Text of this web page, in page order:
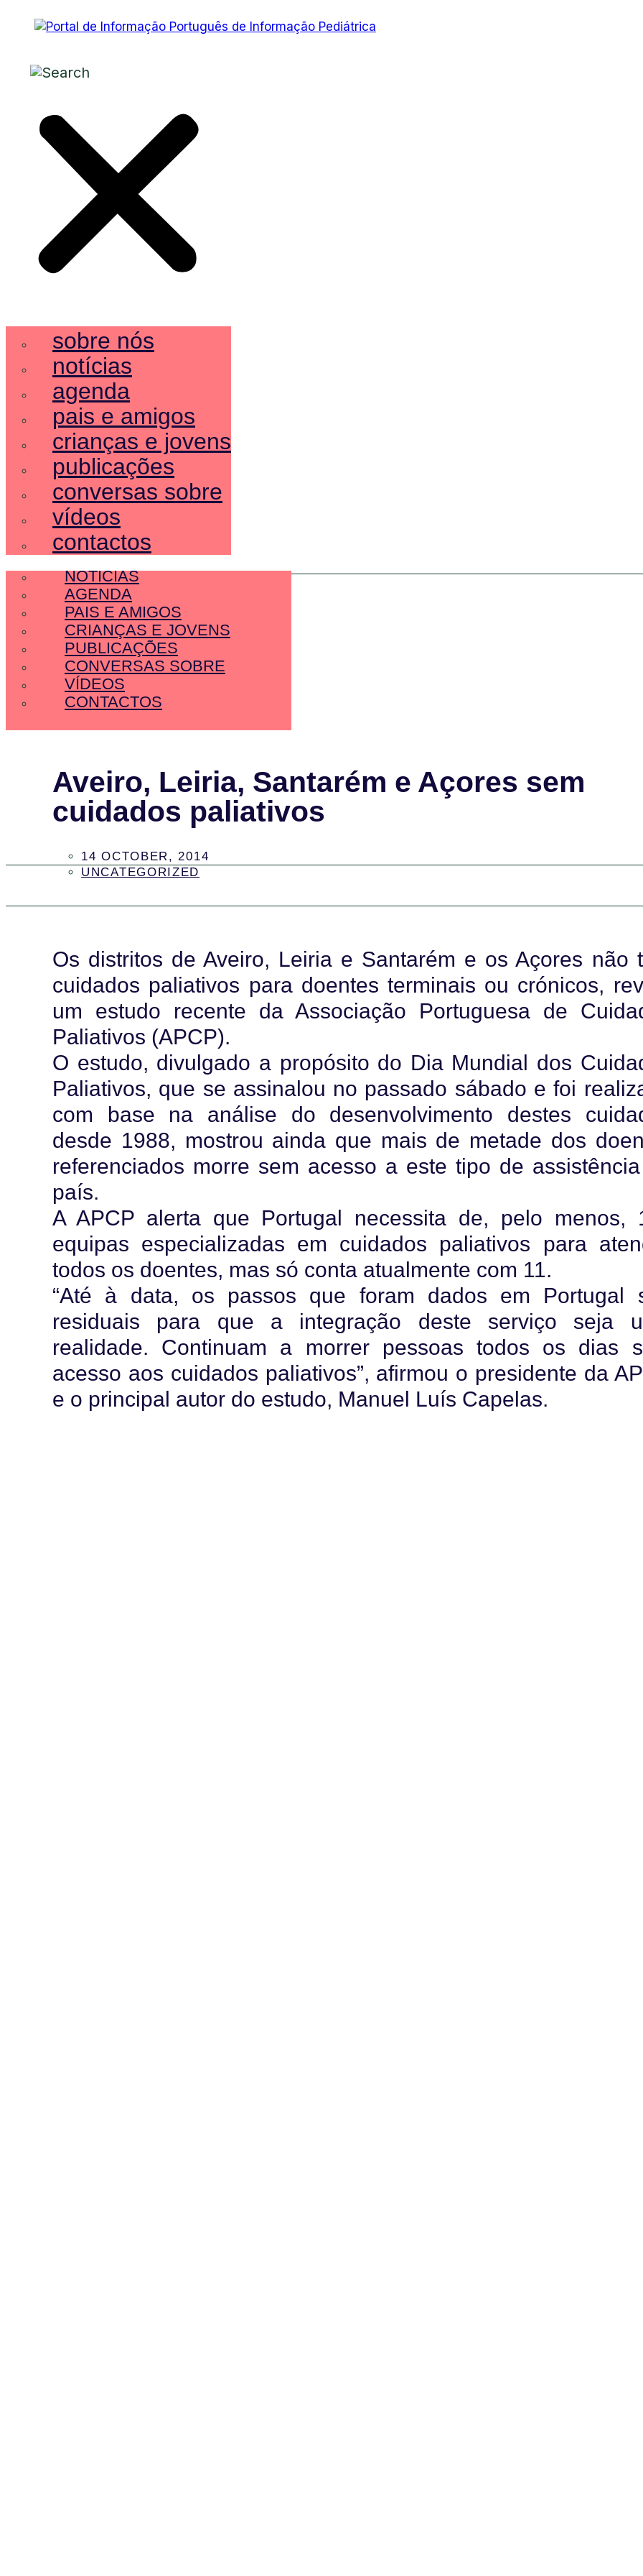
sobre nós
notícias
agenda
pais e amigos
crianças e jovens
publicações
conversas sobre
vídeos
contactos
SOBRE NÓS
NOTÍCIAS
AGENDA
PAIS E AMIGOS
CRIANÇAS E JOVENS
PUBLICAÇÕES
CONVERSAS SOBRE
VÍDEOS
CONTACTOS
Aveiro, Leiria, Santarém e Açores sem
cuidados paliativos
14 OCTOBER, 2014
UNCATEGORIZED
Os distritos de Aveiro, Leiria e Santarém e os Açores não
cuidados paliativos para doentes terminais ou crónicos,
um estudo recente da Associação Portuguesa de
Paliativos (APCP).
O estudo, divulgado a propósito do Dia Mundial dos
Paliativos, que se assinalou no passado sábado e foi
com base na análise do desenvolvimento destes
desde 1988, mostrou ainda que mais de metade dos
referenciados morre sem acesso a este tipo de
país.
A APCP alerta que Portugal necessita de, pelo menos,
equipas especializadas em cuidados paliativos para
todos os doentes, mas só conta atualmente com 11.
“Até à data, os passos que foram dados em Portugal
residuais para que a integração deste serviço seja
realidade. Continuam a morrer pessoas todos os dias
acesso aos cuidados paliativos”, afirmou o presidente da
e o principal autor do estudo, Manuel Luís Capelas.